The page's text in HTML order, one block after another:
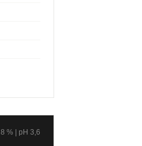
8 % | pH 3,6